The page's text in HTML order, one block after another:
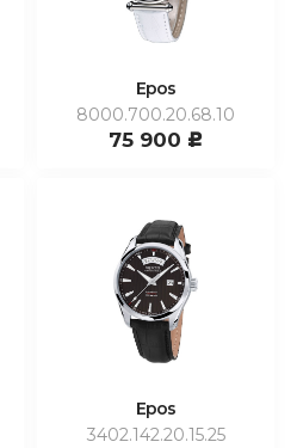
Epos
8000.700.20.68.10
75 900 c
Epos
3402.142.20.15.25